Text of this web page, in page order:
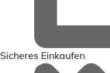
Sicheres Einkaufen